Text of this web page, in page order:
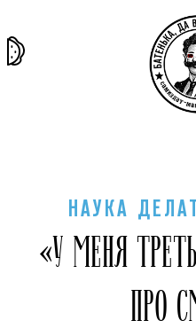
НАУКА
«У МЕНЯ
ПРО